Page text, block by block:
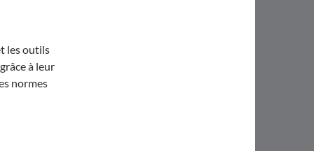
les outils
à leur
normes